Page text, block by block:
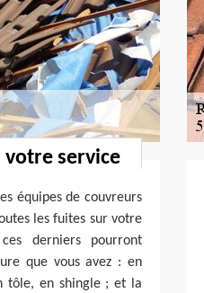
votre service
équipes de couvreurs
les fuites sur votre
derniers pourront
que vous avez : en
tôle, en shingle ; et la